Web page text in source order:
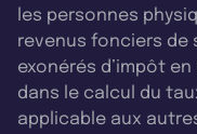
les personnes
revenus fonciers de
exonérés d’impôt
dans le calcul du
applicable aux